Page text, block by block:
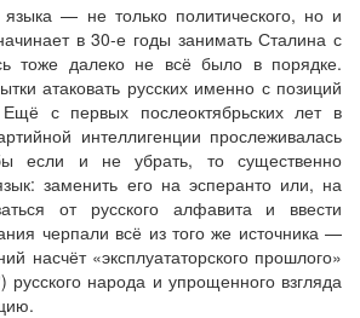
— не только политического, но и
в 30-е годы занимать Сталина с
тоже далеко не всё было в порядке.
атаковать русских именно с позиций
с первых послеоктябрьских лет в
интеллигенции прослеживалась
если и не убрать, то существенно
заменить его на эсперанто или, на
от русского алфавита и ввести
черпали всё из того же источника —
насчёт «эксплуататорского прошлого»
русского народа и упрощенного взгляда